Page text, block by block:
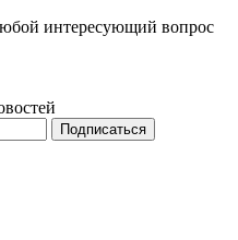
интересующий вопрос
Подписаться